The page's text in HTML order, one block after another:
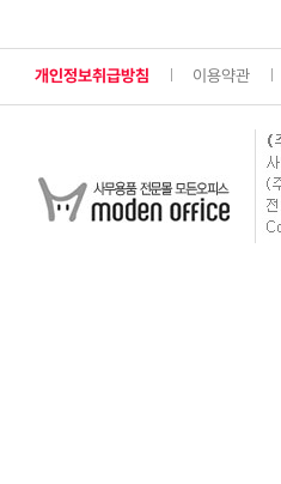
개인정보취급방침 이용약관